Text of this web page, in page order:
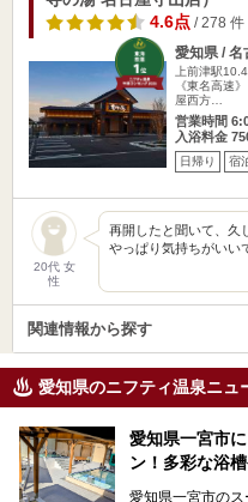
4.6点/ 278 件
愛知県 / 名
上前津駅
《東名高速
屋西方…
営業時間
入浴料金
日帰り 宿
20代 女
性
再開したと聞いて、久
やっぱり気持ちがいい
関連情報から探す
愛知県のニフティ温泉ニュ
愛知県一宮市
ン！多彩な浴
愛知県一宮市の